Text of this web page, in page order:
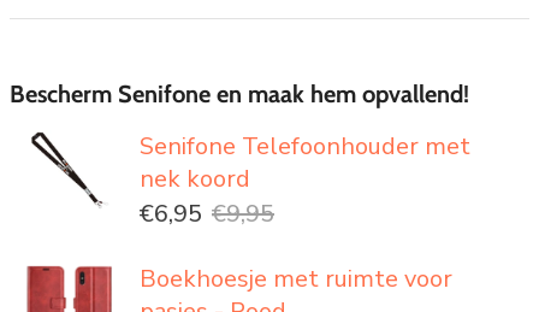
Bescherm Senifone en maak hem opvallend!
Senifone Telefoonhouder met
nek koord
€6,95 €9,95
Boekhoesje met ruimte voor